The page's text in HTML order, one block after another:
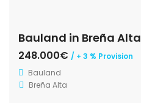
Bauland in Breña Alta
248.000€ / + 3 % Provision
Bauland
Breña Alta